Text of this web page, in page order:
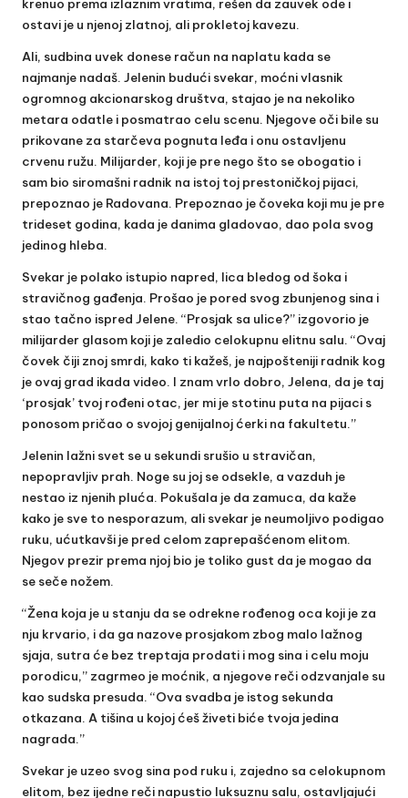
krenuo prema izlaznim vratima, rešen da zauvek ode i
ostavi je u njenoj zlatnoj, ali prokletoj kavezu.
Ali, sudbina uvek donese račun na naplatu kada se
najmanje nadaš. Jelenin budući svekar, moćni vlasnik
ogromnog akcionarskog društva, stajao je na nekoliko
metara odatle i posmatrao celu scenu. Njegove oči bile su
prikovane za starčeva pognuta leđa i onu ostavljenu
crvenu ružu. Milijarder, koji je pre nego što se obogatio i
sam bio siromašni radnik na istoj toj prestoničkoj pijaci,
prepoznao je Radovana. Prepoznao je čoveka koji mu je pre
trideset godina, kada je danima gladovao, dao pola svog
jedinog hleba.
Svekar je polako istupio napred, lica bledog od šoka i
stravičnog gađenja. Prošao je pored svog zbunjenog sina i
stao tačno ispred Jelene. “Prosjak sa ulice?” izgovorio je
milijarder glasom koji je zaledio celokupnu elitnu salu. “Ovaj
čovek čiji znoj smrdi, kako ti kažeš, je najpošteniji radnik kog
je ovaj grad ikada video. I znam vrlo dobro, Jelena, da je taj
‘prosjak’ tvoj rođeni otac, jer mi je stotinu puta na pijaci s
ponosom pričao o svojoj genijalnoj ćerki na fakultetu.”
Jelenin lažni svet se u sekundi srušio u stravičan,
nepopravljiv prah. Noge su joj se odsekle, a vazduh je
nestao iz njenih pluća. Pokušala je da zamuca, da kaže
kako je sve to nesporazum, ali svekar je neumoljivo podigao
ruku, ućutkavši je pred celom zaprepašćenom elitom.
Njegov prezir prema njoj bio je toliko gust da je mogao da
se seče nožem.
“Žena koja je u stanju da se odrekne rođenog oca koji je za
nju krvario, i da ga nazove prosjakom zbog malo lažnog
sjaja, sutra će bez treptaja prodati i mog sina i celu moju
porodicu,” zagrmeo je moćnik, a njegove reči odzvanjale su
kao sudska presuda. “Ova svadba je istog sekunda
otkazana. A tišina u kojoj ćeš živeti biće tvoja jedina
nagrada.”
Svekar je uzeo svog sina pod ruku i, zajedno sa celokupnom
elitom, bez ijedne reči napustio luksuznu salu, ostavljajući